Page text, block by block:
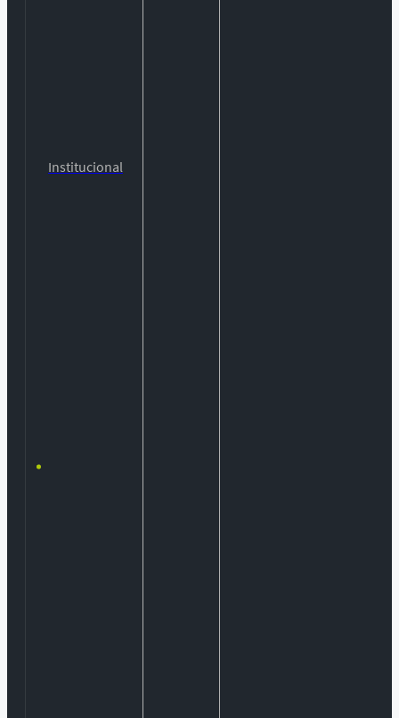
Institucional